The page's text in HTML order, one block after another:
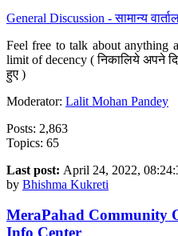
General Discussion - सामान्य
Feel free to talk about anything
limit of decency ( निकालिये अपने
हुए )
Moderator: Lalit Mohan Pandey
Posts: 2,863
Topics: 65
Last post: April 24, 2022,
by Bhishma Kukreti
MeraPahad Community